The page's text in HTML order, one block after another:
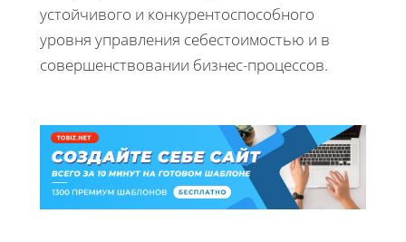
устойчивого и конкурентоспособного
уровня управления себестоимостью и в
совершенствовании бизнес-процессов.